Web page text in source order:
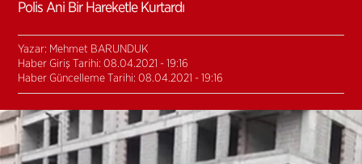
Polis Ani Bir Hareketle Kurtardı
Yazar: Mehmet BARUNDUK
Haber Giriş Tarihi: 08.04.2021 - 19:16
Haber Güncelleme Tarihi: 08.04.2021 - 19:16